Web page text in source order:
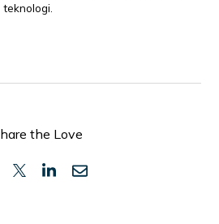
teknologi.
the Love